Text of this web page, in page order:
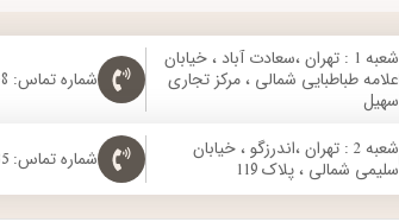
شعبه 1 : تهران ،سعادت آباد ، خیابان
علامه طباطبایی شمالی ، مرکز تجاری
سهیل
شماره تماس: 8-22073336-021
شعبه 2 : تهران ،اندرزگو ، خیابان
سلیمی شمالی ، پلاک 119
شماره تماس: 22680035-021